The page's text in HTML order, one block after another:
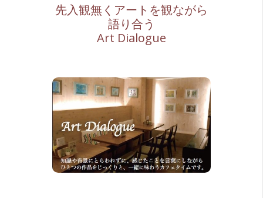
先入観無くアートを観ながら
語り合う
Art Dialogue